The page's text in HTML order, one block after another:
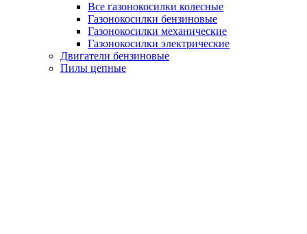
Все газонокосилки колесные
Газонокосилки бензиновые
Газонокосилки механические
Газонокосилки электрические
Двигатели бензиновые
Пилы цепные